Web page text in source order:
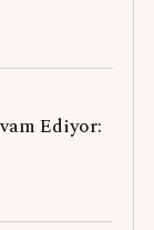
Ediyor: